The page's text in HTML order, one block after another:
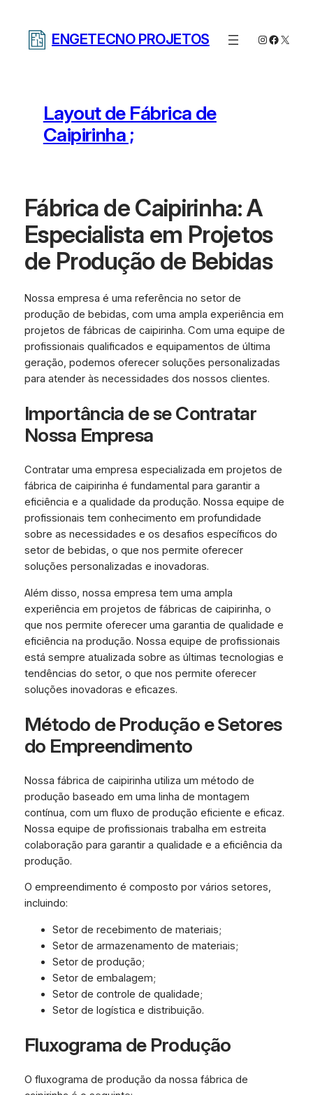
ENGETECNO PROJETOS Instagram
X
Layout de Fábrica de
Caipirinha ;
Fábrica de Caipirinha: A
Especialista em Projetos
de Produção de Bebidas
Nossa empresa é uma referência no setor de
produção de bebidas, com uma ampla experiência em
projetos de fábricas de caipirinha. Com uma equipe de
profissionais qualificados e equipamentos de última
geração, podemos oferecer soluções personalizadas
para atender às necessidades dos nossos clientes.
Importância de se Contratar
Nossa Empresa
Contratar uma empresa especializada em projetos de
fábrica de caipirinha é fundamental para garantir a
eficiência e a qualidade da produção. Nossa equipe de
profissionais tem conhecimento em profundidade
sobre as necessidades e os desafios específicos do
setor de bebidas, o que nos permite oferecer
soluções personalizadas e inovadoras.
Além disso, nossa empresa tem uma ampla
experiência em projetos de fábricas de caipirinha, o
que nos permite oferecer uma garantia de qualidade e
eficiência na produção. Nossa equipe de profissionais
está sempre atualizada sobre as últimas tecnologias e
tendências do setor, o que nos permite oferecer
soluções inovadoras e eficazes.
Método de Produção e Setores
do Empreendimento
Nossa fábrica de caipirinha utiliza um método de
produção baseado em uma linha de montagem
contínua, com um fluxo de produção eficiente e eficaz.
Nossa equipe de profissionais trabalha em estreita
colaboração para garantir a qualidade e a eficiência da
produção.
O empreendimento é composto por vários setores,
incluindo:
Setor de recebimento de materiais;
Setor de armazenamento de materiais;
Setor de produção;
Setor de embalagem;
Setor de controle de qualidade;
Setor de logística e distribuição.
Fluxograma de Produção
O fluxograma de produção da nossa fábrica de